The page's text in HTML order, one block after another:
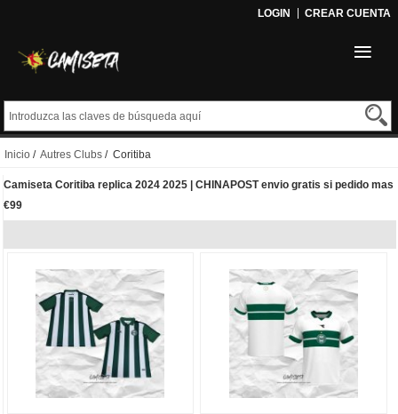
LOGIN CREAR CUENTA
Inicio / Autres Clubs / Coritiba
Camiseta Coritiba replica 2024 2025 | CHINAPOST envio gratis si pedido mas
€99